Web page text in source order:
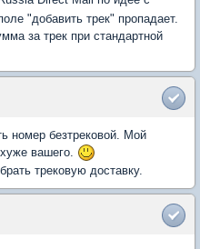
"добавить трек" пропадает.
за трек при стандартной
номер безтрековой. Мой
вашего.
трековую доставку.